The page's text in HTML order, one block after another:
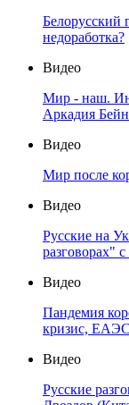
Белорусский
недоработка?
Видео
Мир - наш.
Аркадия
Видео
Мир после
Видео
Русские на
разговорах"
Видео
Пандемия
кризис,
Видео
Русские